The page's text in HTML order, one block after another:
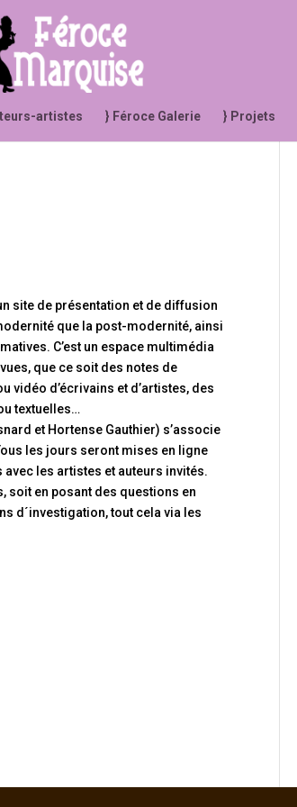
artistes } Féroce Galerie } Projets
site de présentation et de diffusion
que la post-modernité, ainsi
C’est un espace multimédia
que ce soit des notes de
d’écrivains et d’artistes, des
textuelles…
et Hortense Gauthier) s’associe
les jours seront mises en ligne
les artistes et auteurs invités.
soit en posant des questions en
d´investigation, tout cela via les